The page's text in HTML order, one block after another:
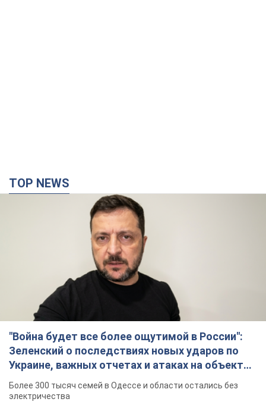
TOP NEWS
"Война будет все более ощутимой в России":
Зеленский о последствиях новых ударов по
Украине, важных отчетах и атаках на объекты
противника. Видео
Более 300 тысяч семей в Одессе и области остались без
электричества